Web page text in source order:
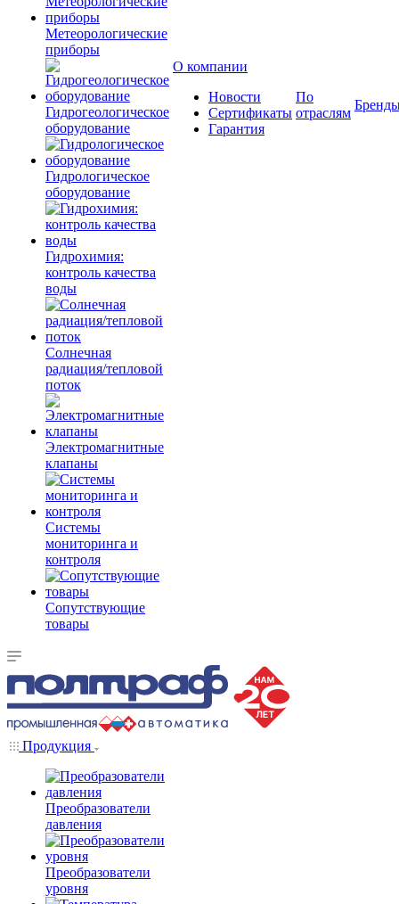
Метеорологические
приборы
Гидрогеологическое
оборудование
Гидрологическое
оборудование
Гидрохимия:
контроль качества
воды
Солнечная
радиация/тепловой
поток
Электромагнитные
клапаны
Системы
мониторинга и
контроля
Сопутствующие
товары
О компании
Новости
Сертификаты
Гарантия
По
отраслям
Продукция
Преобразователи
давления
Преобразователи
уровня